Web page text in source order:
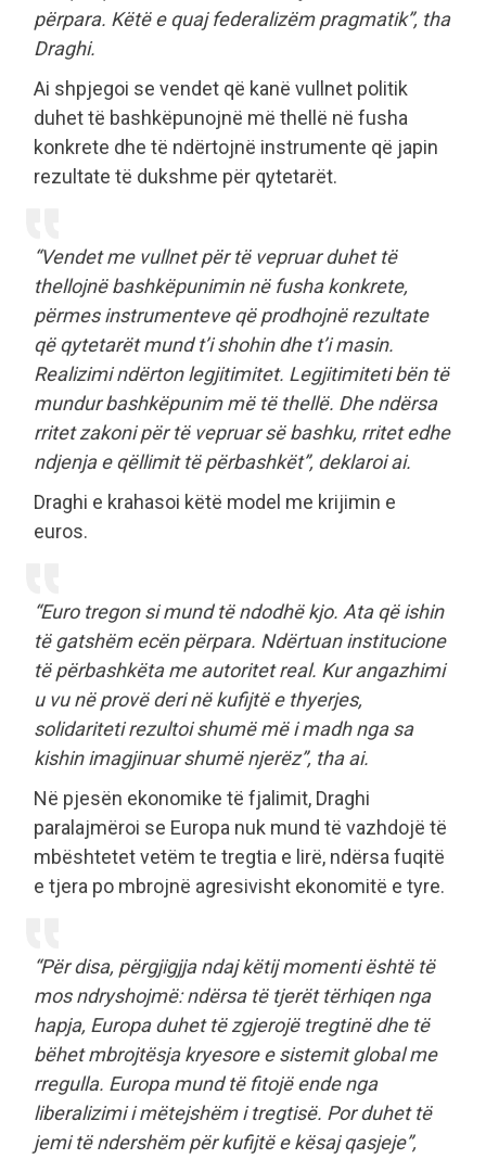
përpara. Këtë e quaj federalizëm pragmatik”, tha
Draghi.
Ai shpjegoi se vendet që kanë vullnet politik
duhet të bashkëpunojnë më thellë në fusha
konkrete dhe të ndërtojnë instrumente që japin
rezultate të dukshme për qytetarët.
“Vendet me vullnet për të vepruar duhet të
thellojnë bashkëpunimin në fusha konkrete,
përmes instrumenteve që prodhojnë rezultate
që qytetarët mund t’i shohin dhe t’i masin.
Realizimi ndërton legjitimitet. Legjitimiteti bën të
mundur bashkëpunim më të thellë. Dhe ndërsa
rritet zakoni për të vepruar së bashku, rritet edhe
ndjenja e qëllimit të përbashkët”, deklaroi ai.
Draghi e krahasoi këtë model me krijimin e
euros.
“Euro tregon si mund të ndodhë kjo. Ata që ishin
të gatshëm ecën përpara. Ndërtuan institucione
të përbashkëta me autoritet real. Kur angazhimi
u vu në provë deri në kufijtë e thyerjes,
solidariteti rezultoi shumë më i madh nga sa
kishin imagjinuar shumë njerëz”, tha ai.
Në pjesën ekonomike të fjalimit, Draghi
paralajmëroi se Europa nuk mund të vazhdojë të
mbështetet vetëm te tregtia e lirë, ndërsa fuqitë
e tjera po mbrojnë agresivisht ekonomitë e tyre.
“Për disa, përgjigjja ndaj këtij momenti është të
mos ndryshojmë: ndërsa të tjerët tërhiqen nga
hapja, Europa duhet të zgjerojë tregtinë dhe të
bëhet mbrojtësja kryesore e sistemit global me
rregulla. Europa mund të fitojë ende nga
liberalizimi i mëtejshëm i tregtisë. Por duhet të
jemi të ndershëm për kufijtë e kësaj qasjeje”,